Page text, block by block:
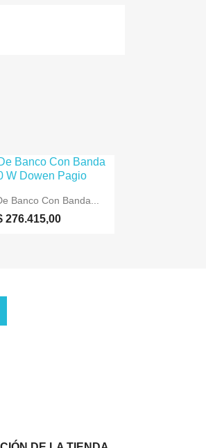
Vista rápida
Banco Con Banda...
276.415,00